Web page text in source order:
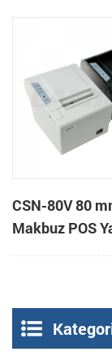
CSN-80V 80
Makbuz POS
destek sayfa